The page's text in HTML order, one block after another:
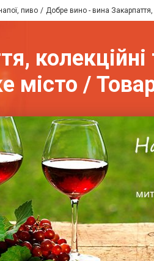
пиво Добре вино - вина Закарпаття,
місто /